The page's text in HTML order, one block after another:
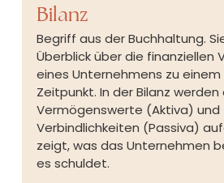
Bilanz
Begriff aus der Buchhaltung.
Überblick über die finanziellen
eines Unternehmens zu
Zeitpunkt. In der Bilanz werden
Vermögenswerte (Aktiva) und
Verbindlichkeiten (Passiva)
zeigt, was das Unternehmen
es schuldet.